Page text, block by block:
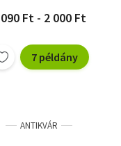
Ft - 2 000 Ft
7 példány
ANTIKVÁR